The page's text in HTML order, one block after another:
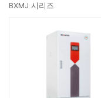
BXMJ 시리즈